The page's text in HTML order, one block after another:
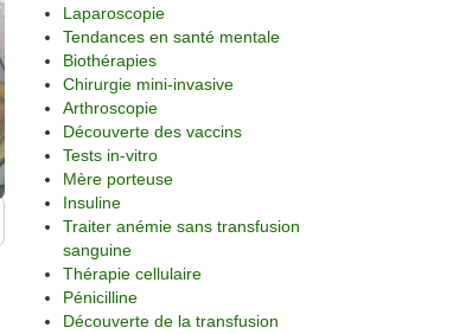
Laparoscopie
Tendances en santé mentale
Biothérapies
Chirurgie mini-invasive
Arthroscopie
Découverte des vaccins
Tests in-vitro
Mère porteuse
Insuline
Traiter anémie sans transfusion
sanguine
Thérapie cellulaire
Pénicilline
Découverte de la transfusion